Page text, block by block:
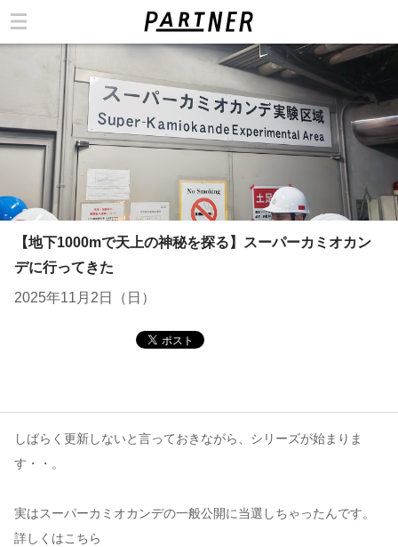
【地下1000mで天上の神秘を探る】スーパーカミオカン
デに行ってきた
2025年11月2日（日）
しばらく更新しないと言っておきながら、シリーズが始まりま
す・・。
実はスーパーカミオカンデの一般公開に当選しちゃったんです。
詳しくはこちら
コンテンツ
このサイトについて
お問い合わせ